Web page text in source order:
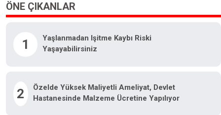
ÖNE ÇIKANLAR
1
Yaşlanmadan Işitme Kaybı Riski
Yaşayabilirsiniz
2
Özelde Yüksek Maliyetli Ameliyat, Devlet
Hastanesinde Malzeme Ücretine Yapılıyor